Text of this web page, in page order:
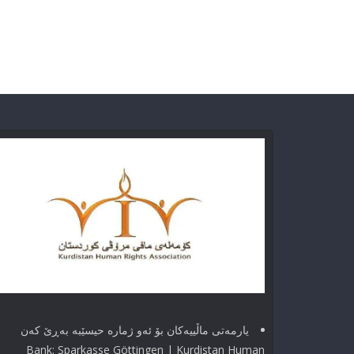
یارمەتی ماڵییەکان بۆ ئەو ژماره حیسێبە بەڕێ کەن
Bank: Sparkasse Göttingen | Kurdistan Human